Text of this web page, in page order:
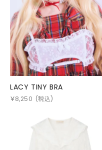
LACY TINY BRA
￥8,250 (税込)